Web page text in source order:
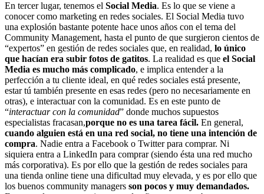
En tercer lugar, tenemos el Social Media. Es lo que se viene a
conocer como marketing en redes sociales. El Social Media tuvo
una explosión bastante potente hace unos años con el tema del
Community Management, hasta el punto de que surgieron cientos de
“expertos” en gestión de redes sociales que, en realidad, lo único
que hacían era subir fotos de gatitos. La realidad es que el Social
Media es mucho más complicado, e implica entender a la
perfección a tu cliente ideal, en qué redes sociales está presente,
estar tú también presente en esas redes (pero no necesariamente en
otras), e interactuar con la comunidad. Es en este punto de
“interactuar con la comunidad” donde muchos supuestos
especialistas fracasan,porque no es una tarea fácil. En general,
cuando alguien está en una red social, no tiene una intención de
compra. Nadie entra a Facebook o Twitter para comprar. Ni
siquiera entra a LinkedIn para comprar (siendo ésta una red mucho
más corporativa). Es por ello que la gestión de redes sociales para
una tienda online tiene una dificultad muy elevada, y es por ello que
los buenos community managers son pocos y muy demandados.